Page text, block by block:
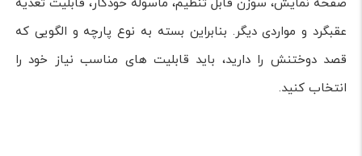
صفحه نمایش، سوزن قابل تنظیم، ماسوله خودکار، قابلیت تغذیه
عقبگرد و مواردی دیگر. بنابراین بسته به نوع پارچه و الگویی که
قصد دوختنش را دارید، باید قابلیت های مناسب نیاز خود را
انتخاب کنید.